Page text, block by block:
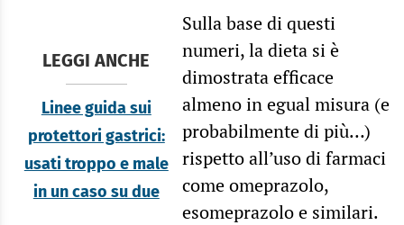
LEGGI ANCHE
Linee guida sui
protettori gastrici:
usati troppo e male
in un caso su due
Sulla base di questi
numeri, la dieta si è
dimostrata efficace
almeno in egual misura (e
probabilmente di più…)
rispetto all’uso di farmaci
come omeprazolo,
esomeprazolo e similari.